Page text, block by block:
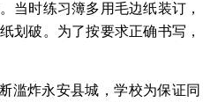
当时练习簿多用毛边纸装订，
划破。为了按要求正确书写，
滥炸永安县城，学校为保证同